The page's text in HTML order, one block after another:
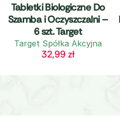
Tabletki Biologiczne Do
Szamba i Oczyszczalni –
6 szt. Target
Target Spółka Akcyjna
32,99 zł